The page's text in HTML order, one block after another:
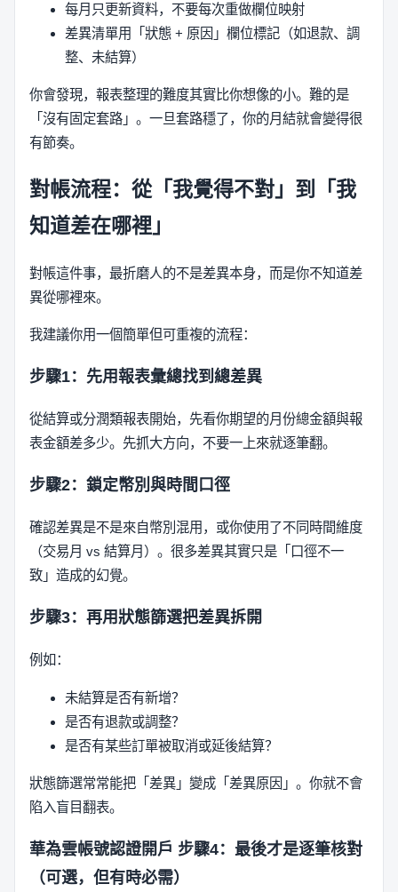
每月只更新資料，不要每次重做欄位映射
差異清單用「狀態 + 原因」欄位標記（如退款、調
整、未結算）
你會發現，報表整理的難度其實比你想像的小。難的是
「沒有固定套路」。一旦套路穩了，你的月結就會變得很
有節奏。
對帳流程：從「我覺得不對」到「我
知道差在哪裡」
對帳這件事，最折磨人的不是差異本身，而是你不知道差
異從哪裡來。
我建議你用一個簡單但可重複的流程：
步驟1：先用報表彙總找到總差異
從結算或分潤類報表開始，先看你期望的月份總金額與報
表金額差多少。先抓大方向，不要一上來就逐筆翻。
步驟2：鎖定幣別與時間口徑
確認差異是不是來自幣別混用，或你使用了不同時間維度
（交易月 vs 結算月）。很多差異其實只是「口徑不一
致」造成的幻覺。
步驟3：再用狀態篩選把差異拆開
例如：
未結算是否有新增？
是否有退款或調整？
是否有某些訂單被取消或延後結算？
狀態篩選常常能把「差異」變成「差異原因」。你就不會
陷入盲目翻表。
華為雲帳號認證開戶 步驟4：最後才是逐筆核對
（可選，但有時必需）